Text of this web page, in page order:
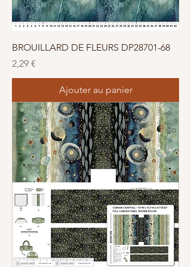
BROUILLARD DE FLEURS DP28701-68
Prix
2,29 €
Ajouter au panier